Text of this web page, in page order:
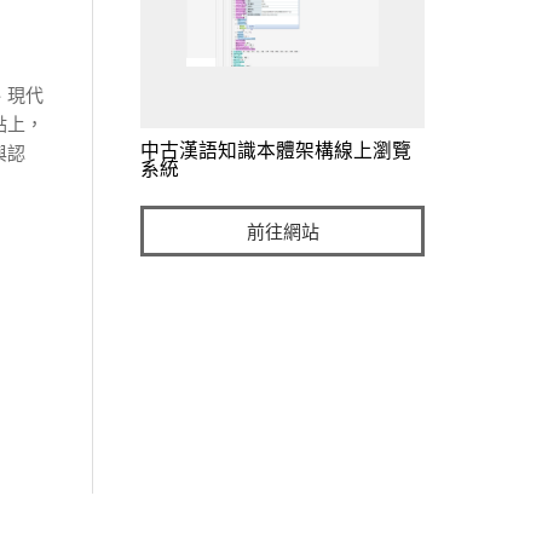
現代
，
認
中古漢語知識本體架構線上瀏覽
系統
前往網站